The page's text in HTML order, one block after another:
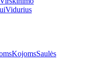
Vidurius
KojomsSaulės